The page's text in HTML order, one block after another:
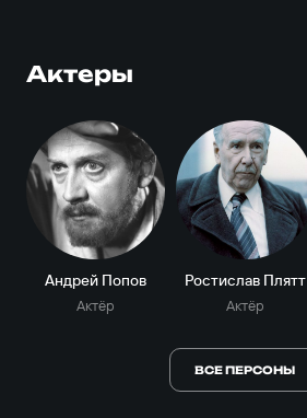
Актеры
Андрей Попов
Актёр
Ростислав Плятт
Актёр
ВСЕ ПЕРСОНЫ